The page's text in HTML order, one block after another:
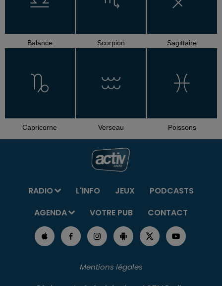
Balance Scorpion Sagittaire
Capricorne Verseau Poissons
RADIO L'INFO JEUX
PODCASTS
AGENDA
VOTRE PUB CONTACT
Mentions légales